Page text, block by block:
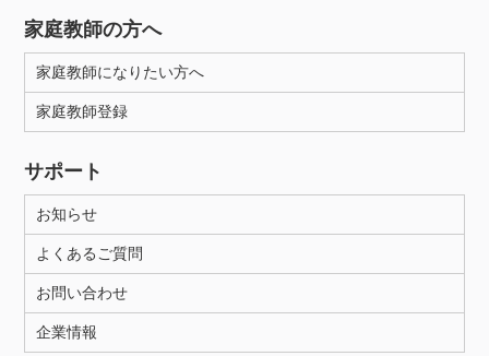
家庭教師の方へ
家庭教師になりたい方へ
家庭教師登録
サポート
お知らせ
よくあるご質問
お問い合わせ
企業情報